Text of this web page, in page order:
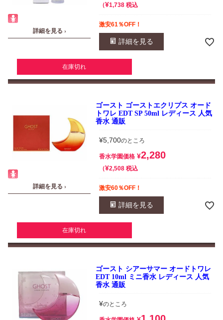
詳細を見る ›
¥1,738 税込
激安61％OFF！
詳細を見る
在庫切れ
詳細を見る ›
ゴースト ゴーストエクリプス オード
トワレ EDT SP 50ml レディース 人気
香水 通販
¥5,700のところ
香水学園価格 ¥2,280
¥2,508 税込
激安60％OFF！
詳細を見る
在庫切れ
ゴースト シアーサマー オードトワレ
EDT 10ml ミニ香水 レディース 人気
香水 通販
¥のところ